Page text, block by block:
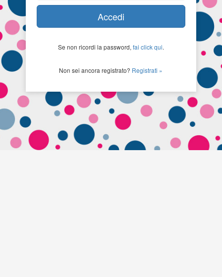
Accedi
Se non ricordi la password, fai click qui.
Non sei ancora registrato? Registrati »